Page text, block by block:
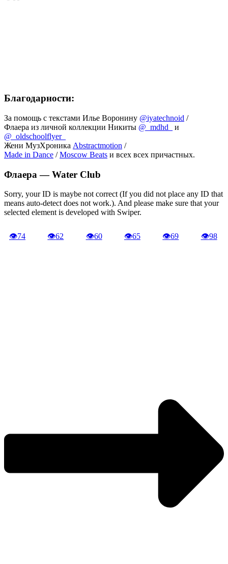
Благодарности:
За помощь с текстами Илье Воронину @iyatechnoid /
Флаера из личной коллекции Никиты @_mdhd_
и
@_oldschoolflyer_
Жени МузХроника Abstractmotion /
Made in Dance /Moscow Beats и всех всех причастных.
Флаера —Water Club
Sorry, your ID is maybe not correct (If you did not place any ID that
means auto-detect does not work.). And please make sure that your
selected element is developed with Swiper.
👁74 👁62 👁60 👁65 👁69 👁98